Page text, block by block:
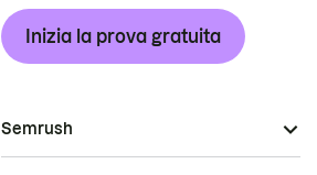
Inizia la prova gratuita
Semrush